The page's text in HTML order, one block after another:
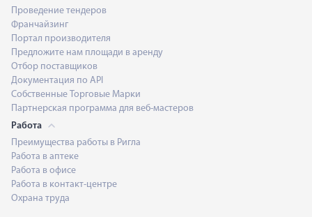
Проведение тендеров
Франчайзинг
Портал производителя
Предложите нам площади в аренду
Отбор поставщиков
Документация по API
Собственные Торговые Марки
Партнерская программа для веб-мастеров
Работа
Преимущества работы в Ригла
Работа в аптеке
Работа в офисе
Работа в контакт-центре
Охрана труда